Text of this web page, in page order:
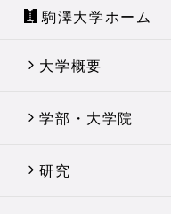
駒澤大学ホーム
大学概要
学部・大学院
研究